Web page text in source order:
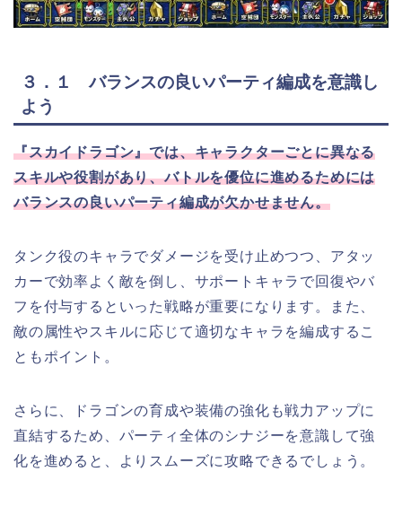
３．１ バランスの良いパーティ編成を意識し
よう
『スカイドラゴン』では、キャラクターごとに異なる
スキルや役割があり、バトルを優位に進めるためには
バランスの良いパーティ編成が欠かせません。
タンク役のキャラでダメージを受け止めつつ、アタッ
カーで効率よく敵を倒し、サポートキャラで回復やバ
フを付与するといった戦略が重要になります。また、
敵の属性やスキルに応じて適切なキャラを編成するこ
ともポイント。
さらに、ドラゴンの育成や装備の強化も戦力アップに
直結するため、パーティ全体のシナジーを意識して強
化を進めると、よりスムーズに攻略できるでしょう。